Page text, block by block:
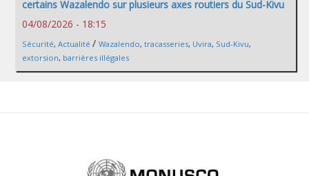
certains Wazalendo sur plusieurs axes routiers du Sud-Kivu
04/08/2026 - 18:15
Sécurité, Actualité / Wazalendo, tracasseries, Uvira, Sud-Kivu,
extorsion, barrières illégales